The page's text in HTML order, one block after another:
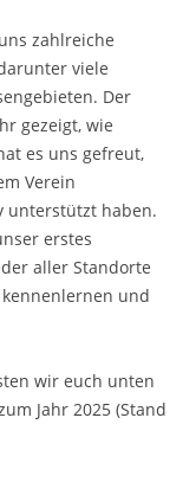
zahlreiche
viele
Der
gezeigt, wie
es uns gefreut,
Verein
unterstützt haben.
erstes
aller Standorte
und
wir euch unten
Jahr 2025 (Stand